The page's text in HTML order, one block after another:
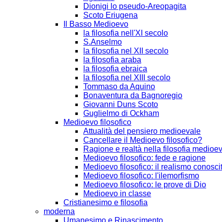
Dionigi lo pseudo-Areopagita
Scoto Eriugena
Il Basso Medioevo
la filosofia nell'XI secolo
S.Anselmo
la filosofia nel XII secolo
la filosofia araba
la filosofia ebraica
la filosofia nel XIII secolo
Tommaso da Aquino
Bonaventura da Bagnoregio
Giovanni Duns Scoto
Guglielmo di Ockham
Medioevo filosofico
Attualità del pensiero medioevale
Cancellare il Medioevo filosofico?
Ragione e realtà nella filosofia
Medioevo filosofico: fede e ragione
Medioevo filosofico: il realismo
Medioevo filosofico: l'ilemorfismo
Medioevo filosofico: le prove di Dio
Medioevo in classe
Cristianesimo e filosofia
moderna
Umanesimo e Rinascimento